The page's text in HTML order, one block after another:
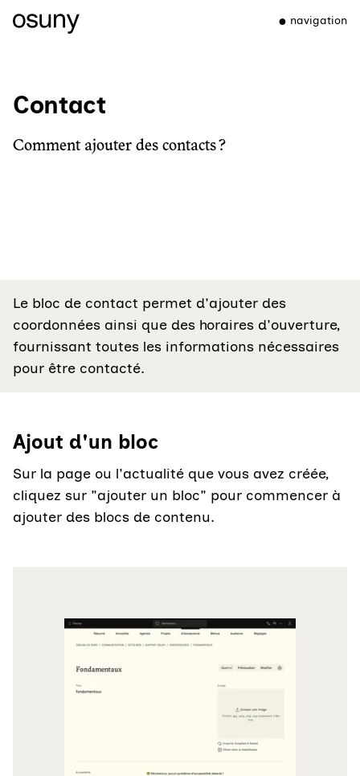
navigation
Contact
Comment ajouter des contacts ?
Le bloc de contact permet d'ajouter des
coordonnées ainsi que des horaires d'ouverture,
fournissant toutes les informations nécessaires
pour être contacté.
Ajout d'un bloc
Sur la page ou l'actualité que vous avez créée,
cliquez sur "ajouter un bloc" pour commencer à
ajouter des blocs de contenu.